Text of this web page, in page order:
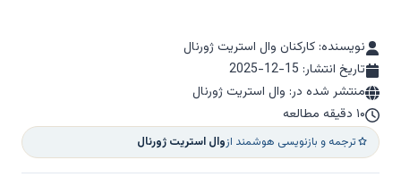
نویسنده: کارکنان وال استریت ژورنال
تاریخ انتشار: 2025-12-15
منتشر شده در: وال استریت ژورنال
۱۰ دقیقه مطالعه
ترجمه و بازنویسی هوشمند ازوال استریت ژورنال